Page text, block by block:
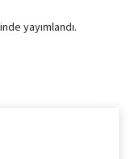
yayımlandı.